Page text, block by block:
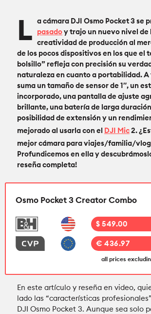
L a cámara DJI Osmo Pocket 3 se
pasadoy trajo un nuevo nivel
creatividad de producción al
de los pocos dispositivos en los que el
bolsillo” refleja con precisión su
naturaleza en cuanto a portabilidad. A
suma un tamaño de sensor de 1″, un
incorporado, una pantalla de ajuste
brillante, una batería de larga
posibilidad de extensión y un
mejorado al usarla con el DJI Mic2.
mejor cámara para viajes/familia/
Profundicemos en ella y
reseña completa!
Osmo Pocket 3 Creator Combo
$ 549.00
€ 436.97
all prices
En este artículo y reseña en video,
lado las “características
DJI Osmo Pocket 3. Aunque sea solo